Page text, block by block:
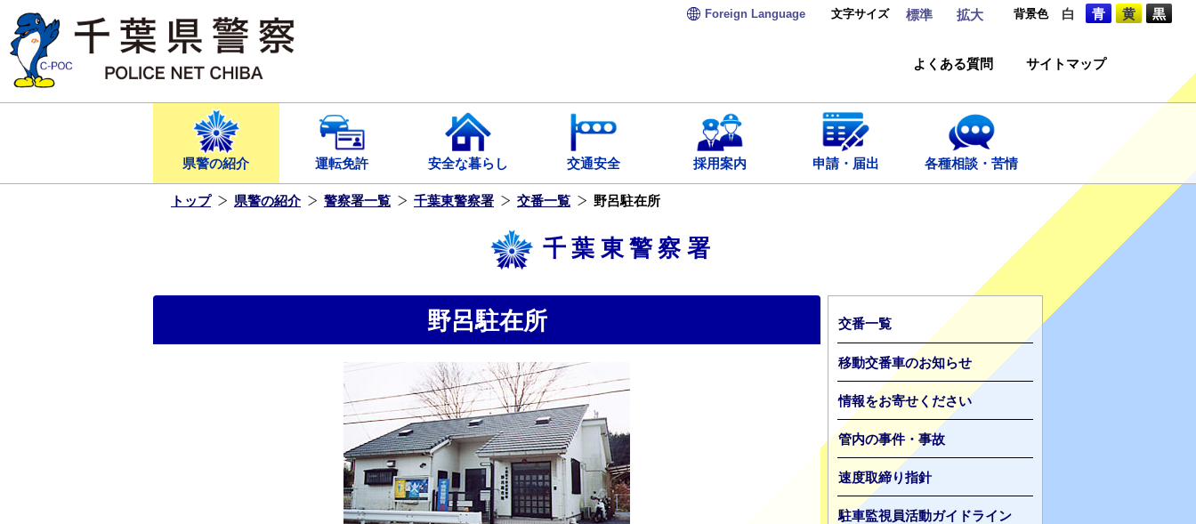
ス
キ
ま
Foreign Language 文字サイズ 標準 拡大 背景色 白 青 黄 黒
よくある質問 サイトマップ
県警の紹介 運転免許 安全な暮らし 交通安全 採用案内 申請・届出 各種相談・苦情
トップ 県警の紹介 警察署一覧 千葉東警察署 交番一覧 野呂駐在所
千葉東警察署
野呂駐在所 交番一覧
移動交番車のお知らせ
情報をお寄せください
管内の事件・事故
速度取締り指針
駐車監視員活動ガイドライン